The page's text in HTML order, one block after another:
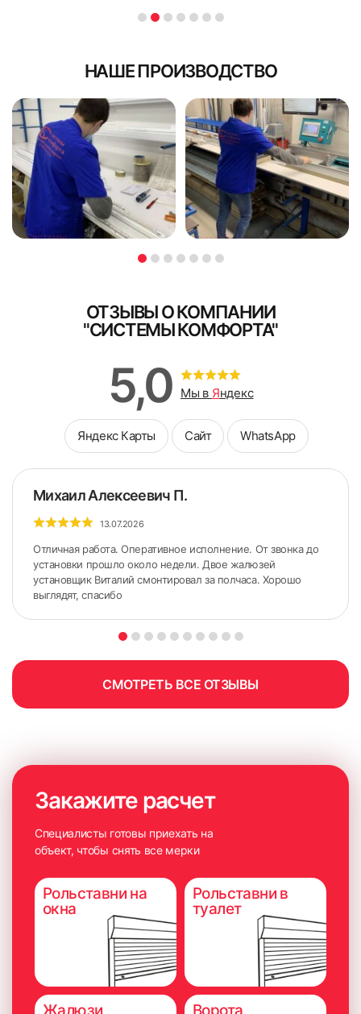
НАШЕ ПРОИЗВОДСТВО
ОТЗЫВЫ О КОМПАНИИ
"СИСТЕМЫ КОМФОРТА"
5,0 Мы в Яндекс
Яндекс Карты Сайт WhatsApp
Михаил Алексеевич П.
13.07.2026
Отличная работа. Оперативное исполнение. От звонка до
установки прошло около недели. Двое жалюзей
установщик Виталий смонтировал за полчаса. Хорошо
выглядят, спасибо
СМОТРЕТЬ ВСЕ ОТЗЫВЫ
Закажите расчет
Специалисты готовы приехать на
объект, чтобы снять все мерки
Рольставни на
окна
Рольставни в
туалет
Жалюзи Ворота